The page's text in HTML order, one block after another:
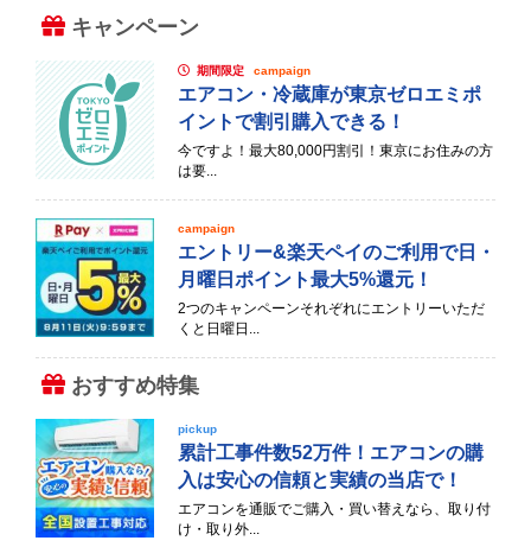
キャンペーン
期間限定 campaign
エアコン・冷蔵庫が東京ゼロエミポ
イントで割引購入できる！
今ですよ！最大80,000円割引！東京にお住みの方
は要...
campaign
エントリー&楽天ペイのご利用で日・
月曜日ポイント最大5%還元！
2つのキャンペーンそれぞれにエントリーいただ
くと日曜日...
おすすめ特集
pickup
累計工事件数52万件！エアコンの購
入は安心の信頼と実績の当店で！
エアコンを通販でご購入・買い替えなら、取り付
け・取り外...